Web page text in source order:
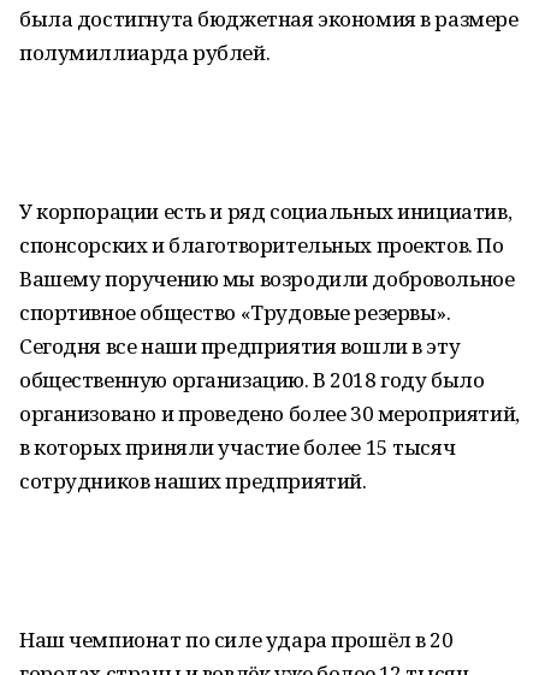
была достигнута бюджетная экономия в размере
полумиллиарда рублей.
У корпорации есть и ряд социальных инициатив,
спонсорских и благотворительных проектов. По
Вашему поручению мы возродили добровольное
спортивное общество «Трудовые резервы».
Сегодня все наши предприятия вошли в эту
общественную организацию. В 2018 году было
организовано и проведено более 30 мероприятий,
в которых приняли участие более 15 тысяч
сотрудников наших предприятий.
Наш чемпионат по силе удара прошёл в 20